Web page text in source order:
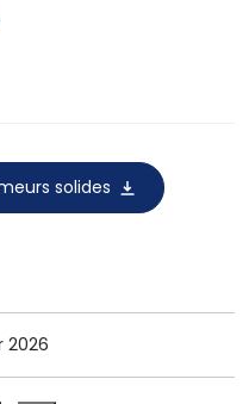
solides
2026